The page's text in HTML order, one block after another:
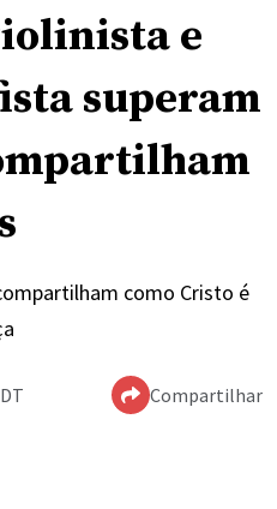
e
superam
como Cristo é
Compartilhar